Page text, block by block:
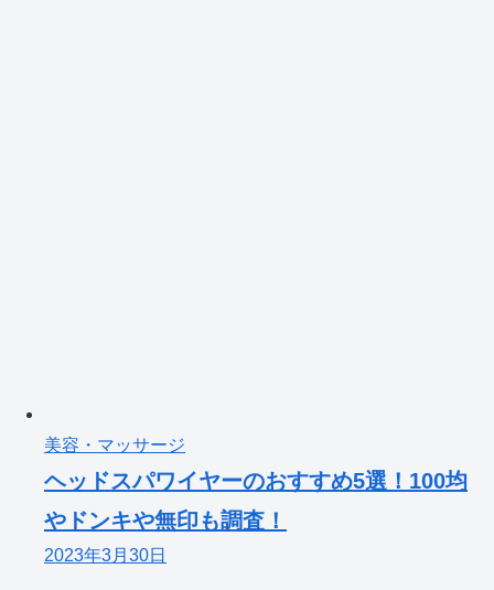
美容・マッサージ
ヘッドスパワイヤーのおすすめ5選！100均
やドンキや無印も調査！
2023年3月30日